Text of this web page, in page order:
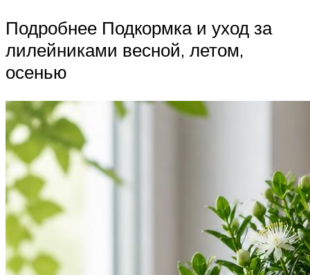
Подробнее Подкормка и уход за
лилейниками весной, летом,
осенью